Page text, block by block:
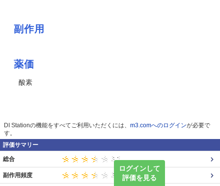
副作用
薬価
酸素
DI Stationの機能をすべてご利用いただくには、 m3.comへのログインが必要で
す。
評価サマリー
ログインして
評価を見る
総合
副作用頻度